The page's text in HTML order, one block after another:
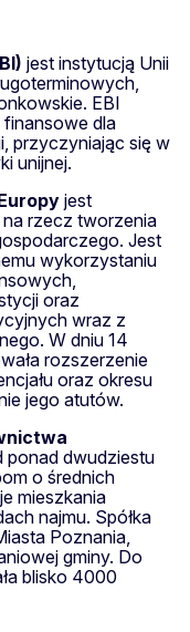
jest instytucją Unii
EBI
finansowe dla
przyczyniając się w
unijnej.
jest
rzecz tworzenia
Jest
wykorzystaniu
oraz
wraz z
W dniu 14
rozszerzenie
oraz okresu
jego atutów.
ponad dwudziestu
o średnich
mieszkania
najmu. Spółka
Poznania,
gminy. Do
blisko 4000